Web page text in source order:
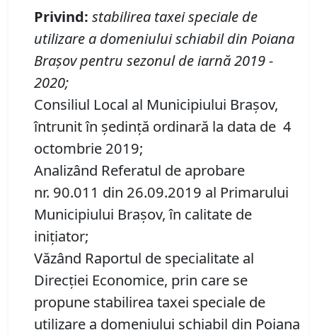
Privind: stabilirea taxei speciale de
utilizare a domeniului schiabil din Poiana
Brașovpentru sezonul de iarnă 2019 -
2020;
Consiliul Local al Municipiului Brașov,
întrunit în ședință ordinară la data de 4
octombrie 2019;
Analizând Referatul de aprobare
nr. 90.011 din 26.09.2019 al Primarului
Municipiului Braşov, în calitate de
iniţiator;
Văzând Raportul de specialitate al
Direcției Economice, prin care se
propune stabilirea taxei speciale de
utilizare a domeniului schiabil din Poiana